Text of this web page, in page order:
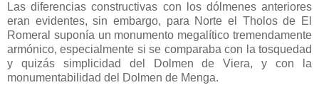
Las diferencias constructivas con los dólmenes anteriores
eran evidentes, sin embargo, para Norte el Tholos de El
Romeral suponía un monumento megalítico tremendamente
armónico, especialmente si se comparaba con la tosquedad
y quizás simplicidad del Dolmen de Viera, y con la
monumentabilidad del Dolmen de Menga.